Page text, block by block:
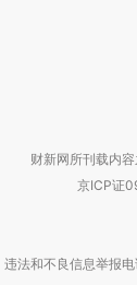
财新网所刊载内
京ICP证
违法和不良信息举报